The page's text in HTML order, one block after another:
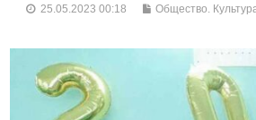
25.05.2023 00:18 Общество.